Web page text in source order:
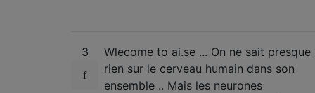
3
Wlecome to ai.se ... On ne sait presque
rien sur le cerveau humain dans son
ensemble .. Mais les neurones